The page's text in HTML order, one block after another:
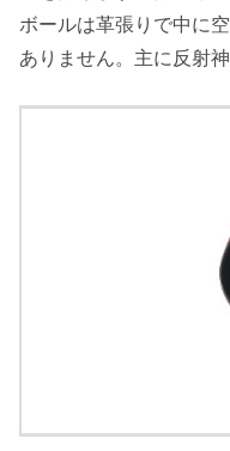
ボールは革張りで中に
ありません。主に反射